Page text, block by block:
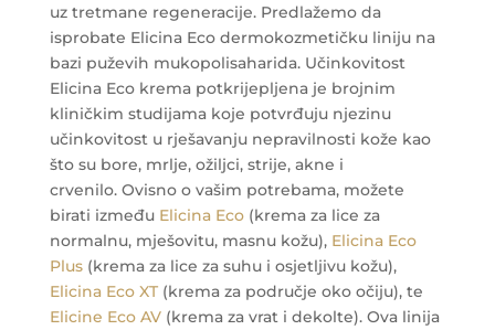
uz tretmane regeneracije. Predlažemo da
isprobate Elicina Eco dermokozmetičku liniju na
bazi puževih mukopolisaharida. Učinkovitost
Elicina Eco krema potkrijepljena je brojnim
kliničkim studijama koje potvrđuju njezinu
učinkovitost u rješavanju nepravilnosti kože kao
što su bore, mrlje, ožiljci, strije, akne i
crvenilo. Ovisno o vašim potrebama, možete
birati između Elicina Eco(krema za lice za
normalnu, mješovitu, masnu kožu), Elicina Eco
Plus(krema za lice za suhu i osjetljivu kožu),
Elicina Eco XT(krema za područje oko očiju), te
Elicine Eco AV(krema za vrat i dekolte). Ova linija